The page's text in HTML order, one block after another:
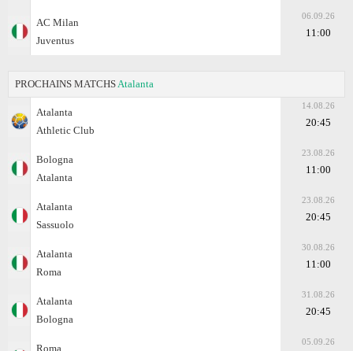
AC Milan
Juventus
06.09.26
11:00
PROCHAINS MATCHS Atalanta
Atalanta
Athletic Club
14.08.26
20:45
Bologna
Atalanta
23.08.26
11:00
Atalanta
Sassuolo
23.08.26
20:45
Atalanta
Roma
30.08.26
11:00
Atalanta
Bologna
31.08.26
20:45
Roma
05.09.26